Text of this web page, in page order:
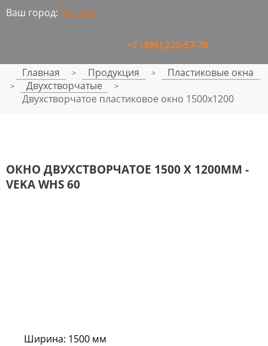
Ваш город: Москва
+7 (495) 225-57-70
Главная > Продукция > Пластиковые окна
> Двухстворчатые >
Двухстворчатое пластиковое окно 1500x1200
ОКНО ДВУХСТВОРЧАТОЕ 1500 Х 1200ММ -
VEKA WHS 60
Ширина: 1500 мм